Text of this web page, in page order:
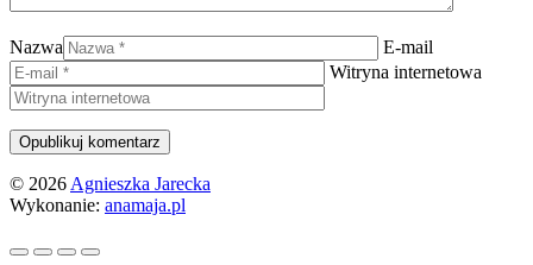
Nazwa
E-mail
Witryna internetowa
© 2026Agnieszka Jarecka
Wykonanie: anamaja.pl